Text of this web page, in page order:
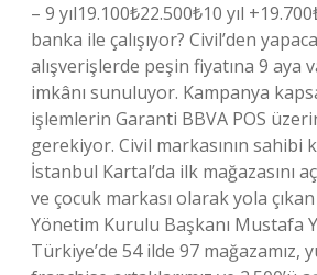
– 9 yıl19.100₺22.500₺10 yıl
banka ile çalışıyor? Civil’den
alışverişlerde peşin fiyatına 9 aya
imkânı sunuluyor. Kampanya
işlemlerin Garanti BBVA POS
gerekiyor. Civil markasının sahibi
İstanbul Kartal’da ilk mağazasını
ve çocuk markası olarak yola
Yönetim Kurulu Başkanı Mustafa
Türkiye’de 54 ilde 97 mağazamız,